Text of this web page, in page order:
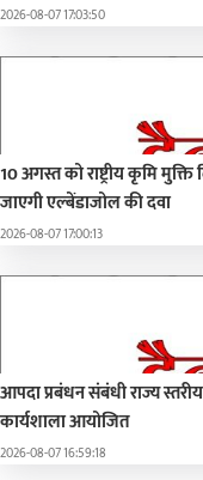
2026-08-07 17:03:50
10 अगस्त को राष्ट्रीय कृमि
जाएगी एल्बेंडाजोल की दवा
2026-08-07 17:00:13
आपदा प्रबंधन संबंधी राज्य
कार्यशाला आयोजित
2026-08-07 16:59:18